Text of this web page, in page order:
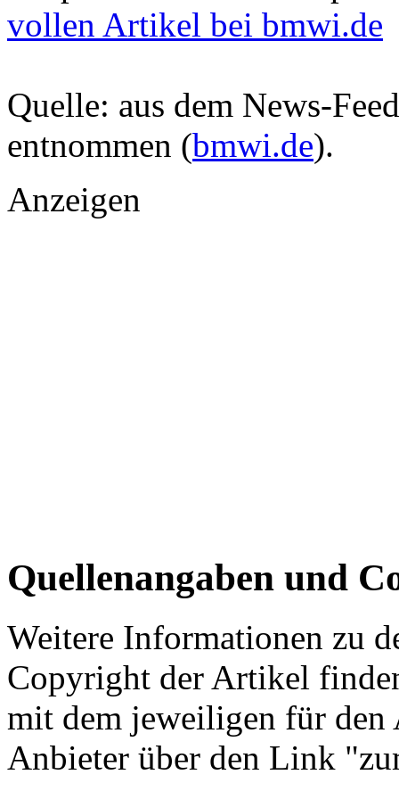
vollen Artikel bei bmwi.de
Quelle: aus dem News-
entnommen (bmwi.de).
Anzeigen
Quellenangaben und
Weitere Informationen zu
Copyright der Artikel
mit dem jeweiligen für
Anbieter über den Link